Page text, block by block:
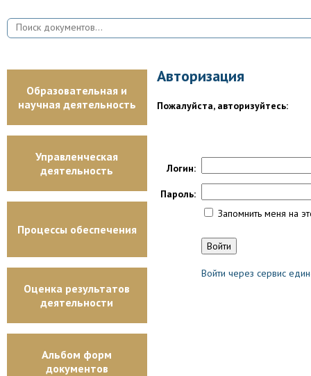
Образовательная и
научная деятельность
Управленческая
деятельность
Процессы обеспечения
Оценка результатов
деятельности
Альбом форм
документов
Авторизация
Пожалуйста, авторизуйтесь:
Логин:
Пароль:
Запомнить меня на
Войти через сервис